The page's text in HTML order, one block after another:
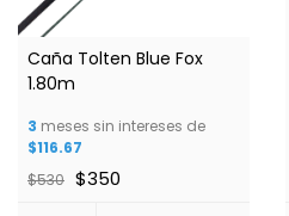
Caña Tolten Blue Fox
1.80m
3 meses sin intereses de
$116.67
$530 $350